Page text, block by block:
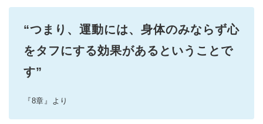
“つまり、運動には、身体のみならず心
をタフにする効果があるということで
す”
『8章』より